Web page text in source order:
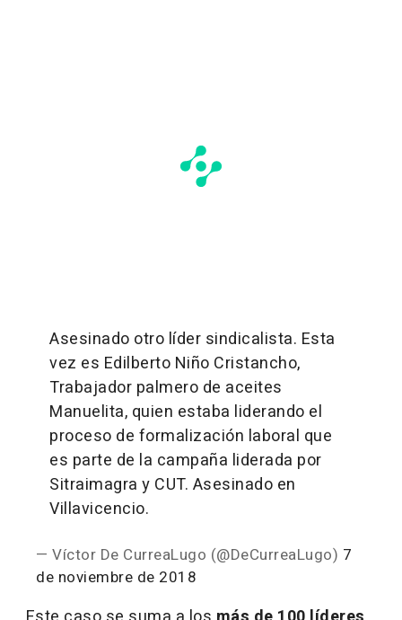
Asesinado otro líder sindicalista. Esta
vez es Edilberto Niño Cristancho,
Trabajador palmero de aceites
Manuelita, quien estaba liderando el
proceso de formalización laboral que
es parte de la campaña liderada por
Sitraimagra y CUT. Asesinado en
Villavicencio.
— Víctor De CurreaLugo (@DeCurreaLugo) 7
de noviembre de 2018